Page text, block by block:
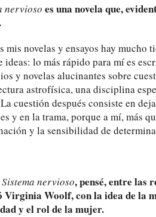
nervioso es una novela que,
mis novelas y ensayos hay mucho
ideas: lo más rápido para mí es
y novelas alucinantes sobre
astrofísica, una disciplina
cuestión después consiste en
y en la trama, porque a mí, más
y la sensibilidad de
Sistema nervioso, pensé, entre las
Virginia Woolf, con la idea de la
y el rol de la mujer.